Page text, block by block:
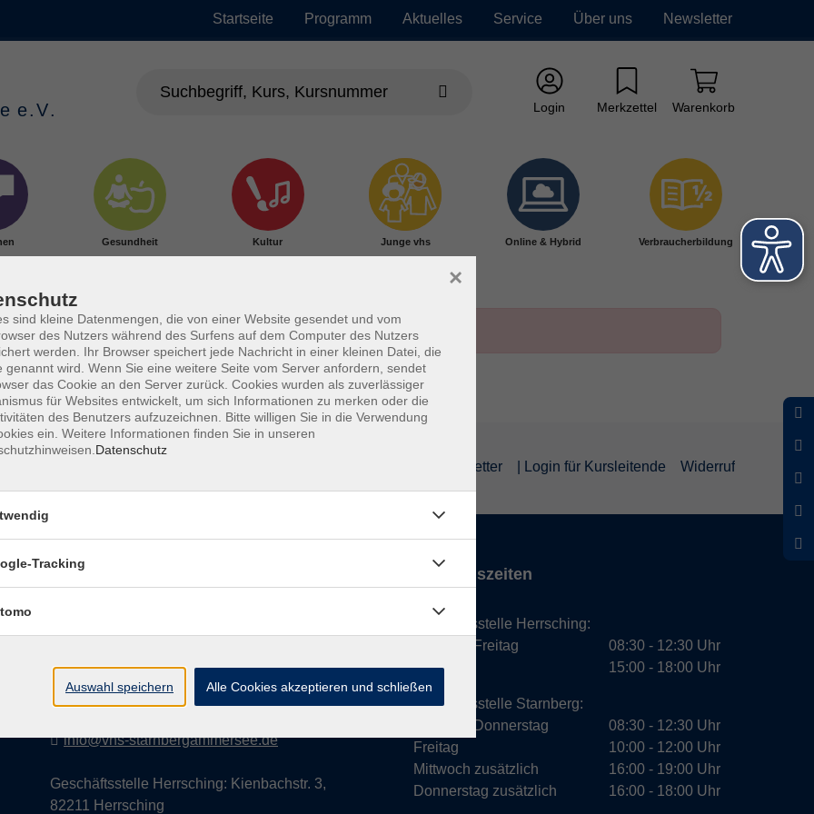
Startseite Programm Aktuelles Service Über uns Newsletter
Login Merkzettel Warenkorb
Gesundheit Kultur Junge vhs Online & Hybrid Verbraucherbildung
Newsletter | Login für Kursleitende Widerruf
Kontakt
Geschäftsstelle Starnberg: Bahnhofplatz 14,
info@vhs-starnbergammersee.de
Geschäftsstelle Herrsching: Kienbachstr. 3,
82211 Herrsching
Öffnungszeiten
Geschäftsstelle Herrsching:
Montag - Freitag
Dienstag
08:30 - 12:30 Uhr
15:00 - 18:00 Uhr
Geschäftsstelle Starnberg:
Montag - Donnerstag
Freitag
Mittwoch zusätzlich
Donnerstag zusätzlich
08:30 - 12:30 Uhr
10:00 - 12:00 Uhr
16:00 - 19:00 Uhr
16:00 - 18:00 Uhr
sind kleine Datenmengen, die von einer Website gesendet und vom
des Nutzers während des Surfens auf dem Computer des Nutzers
werden. Ihr Browser speichert jede Nachricht in einer kleinen Datei, die
genannt wird. Wenn Sie eine weitere Seite vom Server anfordern, sendet
das Cookie an den Server zurück. Cookies wurden als zuverlässiger
für Websites entwickelt, um sich Informationen zu merken oder die
des Benutzers aufzuzeichnen. Bitte willigen Sie in die Verwendung
ein. Weitere Informationen finden Sie in unseren
Datenschutz
×
Tracking
Auswahl speichern Alle Cookies akzeptieren und schließen